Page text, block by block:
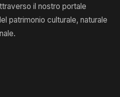
il nostro portale
patrimonio culturale, naturale